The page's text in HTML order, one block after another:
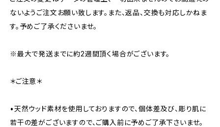
ないようご注文お願い致します。また、返品、交換も対応しかねま
す。予めご了承くださいませ。
※最大で発送までに約2週間頂く場合がございます。
＊ご注意＊
•天然ウッド素材を使用しておりますので、個体差及び、彫り肌に
若干の差がございますので、ご購入前に予めご了承下さいませ。